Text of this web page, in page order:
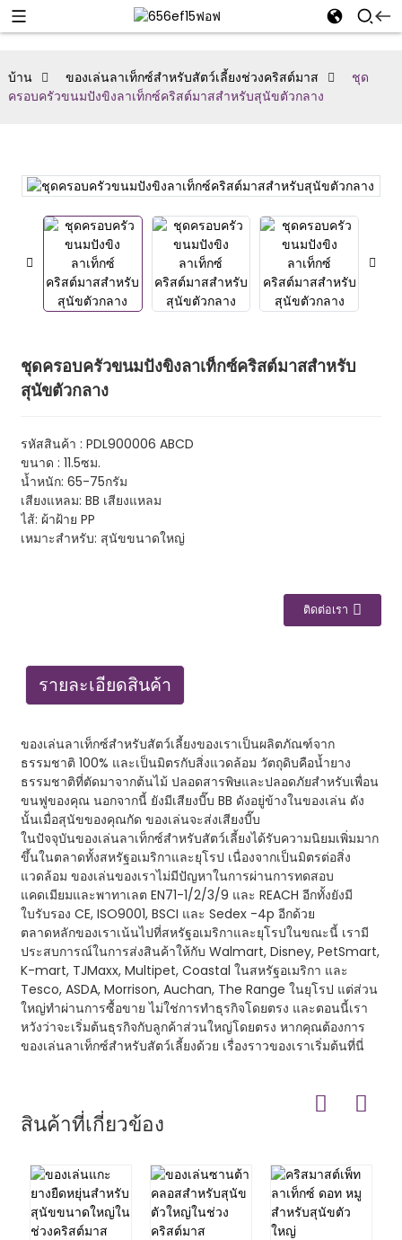
บ้าน ของเล่นลาเท็กซ์สำหรับสัตว์เลี้ยงช่วงคริสต์มาส
ชุด
ครอบครัวขนมปังขิงลาเท็กซ์คริสต์มาสสำหรับสุนัขตัวกลาง
ชุดครอบครัวขนมปังขิงลาเท็กซ์คริสต์มาสสำหรับ
สุนัขตัวกลาง
รหัสสินค้า : PDL900006 ABCD
ขนาด : 11.5ซม.
น้ำหนัก: 65-75กรัม
เสียงแหลม: BB เสียงแหลม
ไส้: ผ้าฝ้าย PP
เหมาะสำหรับ: สุนัขขนาดใหญ่
ติดต่อเรา
รายละเอียดสินค้า
ของเล่นลาเท็กซ์สำหรับสัตว์เลี้ยงของเราเป็นผลิตภัณฑ์จาก
ธรรมชาติ 100% และเป็นมิตรกับสิ่งแวดล้อม วัตถุดิบคือน้ำยาง
ธรรมชาติที่ตัดมาจากต้นไม้ ปลอดสารพิษและปลอดภัยสำหรับเพื่อน
ขนฟูของคุณ นอกจากนี้ ยังมีเสียงบี๊บ BB ดังอยู่ข้างในของเล่น ดัง
นั้นเมื่อสุนัขของคุณกัด ของเล่นจะส่งเสียงบี๊บ
ในปัจจุบันของเล่นลาเท็กซ์สำหรับสัตว์เลี้ยงได้รับความนิยมเพิ่มมาก
ขึ้นในตลาดทั้งสหรัฐอเมริกาและยุโรป เนื่องจากเป็นมิตรต่อสิ่ง
แวดล้อม ของเล่นของเราไม่มีปัญหาในการผ่านการทดสอบ
แคดเมียมและพาทาเลต EN71-1/2/3/9 และ REACH อีกทั้งยังมี
ใบรับรอง CE, ISO9001, BSCI และ Sedex -4p อีกด้วย
ตลาดหลักของเราเน้นไปที่สหรัฐอเมริกาและยุโรปในขณะนี้ เรามี
ประสบการณ์ในการส่งสินค้าให้กับ Walmart, Disney, PetSmart,
K-mart, TJMaxx, Multipet, Coastal ในสหรัฐอเมริกา และ
Tesco, ASDA, Morrison, Auchan, The Range ในยุโรป แต่ส่วน
ใหญ่ทำผ่านการซื้อขาย ไม่ใช่การทำธุรกิจโดยตรง และตอนนี้เรา
หวังว่าจะเริ่มต้นธุรกิจกับลูกค้าส่วนใหญ่โดยตรง หากคุณต้องการ
ของเล่นลาเท็กซ์สำหรับสัตว์เลี้ยงด้วย เรื่องราวของเราเริ่มต้นที่นี่
สินค้าที่เกี่ยวข้อง